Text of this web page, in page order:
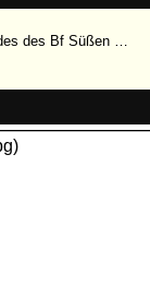
des Bf Süßen …